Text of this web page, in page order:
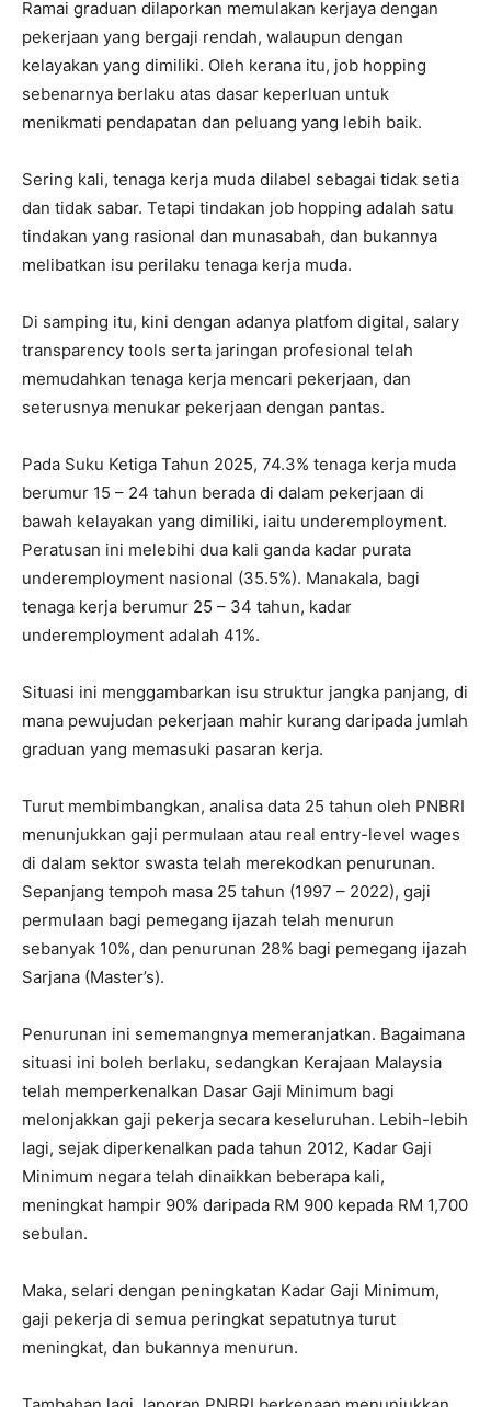
Ramai graduan dilaporkan memulakan kerjaya dengan
pekerjaan yang bergaji rendah, walaupun dengan
kelayakan yang dimiliki. Oleh kerana itu, job hopping
sebenarnya berlaku atas dasar keperluan untuk
menikmati pendapatan dan peluang yang lebih baik.
Sering kali, tenaga kerja muda dilabel sebagai tidak setia
dan tidak sabar. Tetapi tindakan job hopping adalah satu
tindakan yang rasional dan munasabah, dan bukannya
melibatkan isu perilaku tenaga kerja muda.
Di samping itu, kini dengan adanya platfom digital, salary
transparency tools serta jaringan profesional telah
memudahkan tenaga kerja mencari pekerjaan, dan
seterusnya menukar pekerjaan dengan pantas.
Pada Suku Ketiga Tahun 2025, 74.3% tenaga kerja muda
berumur 15 – 24 tahun berada di dalam pekerjaan di
bawah kelayakan yang dimiliki, iaitu underemployment.
Peratusan ini melebihi dua kali ganda kadar purata
underemployment nasional (35.5%). Manakala, bagi
tenaga kerja berumur 25 – 34 tahun, kadar
underemployment adalah 41%.
Situasi ini menggambarkan isu struktur jangka panjang, di
mana pewujudan pekerjaan mahir kurang daripada jumlah
graduan yang memasuki pasaran kerja.
Turut membimbangkan, analisa data 25 tahun oleh PNBRI
menunjukkan gaji permulaan atau real entry-level wages
di dalam sektor swasta telah merekodkan penurunan.
Sepanjang tempoh masa 25 tahun (1997 – 2022), gaji
permulaan bagi pemegang ijazah telah menurun
sebanyak 10%, dan penurunan 28% bagi pemegang ijazah
Sarjana (Master’s).
Penurunan ini sememangnya memeranjatkan. Bagaimana
situasi ini boleh berlaku, sedangkan Kerajaan Malaysia
telah memperkenalkan Dasar Gaji Minimum bagi
melonjakkan gaji pekerja secara keseluruhan. Lebih-lebih
lagi, sejak diperkenalkan pada tahun 2012, Kadar Gaji
Minimum negara telah dinaikkan beberapa kali,
meningkat hampir 90% daripada RM 900 kepada RM 1,700
sebulan.
Maka, selari dengan peningkatan Kadar Gaji Minimum,
gaji pekerja di semua peringkat sepatutnya turut
meningkat, dan bukannya menurun.